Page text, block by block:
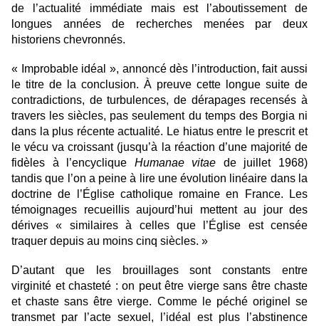
de l’actualité immédiate mais est l’aboutissement de
longues années de recherches menées par deux
historiens chevronnés.
« Improbable idéal », annoncé dès l’introduction, fait aussi
le titre de la conclusion. À preuve cette longue suite de
contradictions, de turbulences, de dérapages recensés à
travers les siècles, pas seulement du temps des Borgia ni
dans la plus récente actualité. Le hiatus entre le prescrit et
le vécu va croissant (jusqu’à la réaction d’une majorité de
fidèles à l’encyclique Humanae vitae de juillet 1968)
tandis que l’on a peine à lire une évolution linéaire dans la
doctrine de l’Église catholique romaine en France. Les
témoignages recueillis aujourd’hui mettent au jour des
dérives « similaires à celles que l’Église est censée
traquer depuis au moins cinq siècles. »
D’autant que les brouillages sont constants entre
virginité et chasteté : on peut être vierge sans être chaste
et chaste sans être vierge. Comme le péché originel se
transmet par l’acte sexuel, l’idéal est plus l’abstinence